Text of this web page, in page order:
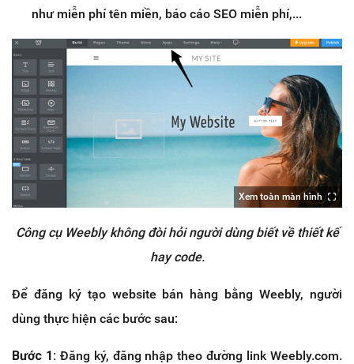
như miễn phí tên miền, báo cáo SEO miễn phí,...
Xem toàn màn hình
Công cụ Weebly không đòi hỏi người dùng biết về thiết kế
hay code.
Để đăng ký tạo website bán hàng bằng Weebly, người
dùng thực hiện các bước sau:
Bước 1:Đăng ký, đăng nhập theo đường link Weebly.com.